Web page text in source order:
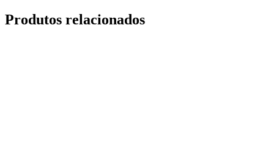
Produtos relacionados